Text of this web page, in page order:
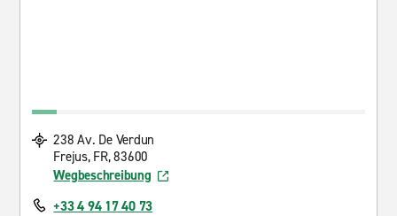
238 Av. De Verdun
Frejus, FR, 83600
Wegbeschreibung
+33 4 94 17 40 73